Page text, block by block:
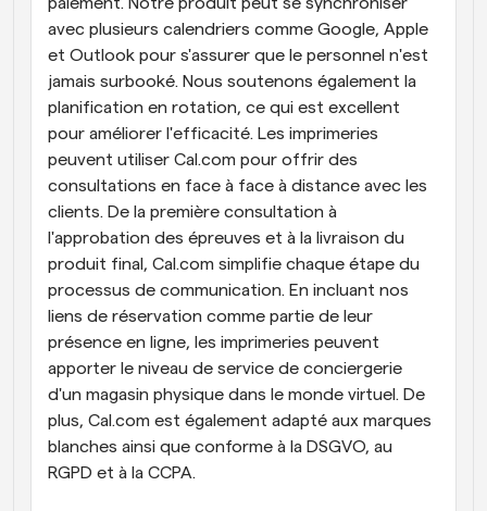
avec plusieurs calendriers comme Google, Apple
et Outlook pour s'assurer que le personnel n'est
jamais surbooké. Nous soutenons également la
planification en rotation, ce qui est excellent
pour améliorer l'efficacité. Les imprimeries
peuvent utiliser Cal.com pour offrir des
consultations en face à face à distance avec les
clients. De la première consultation à
l'approbation des épreuves et à la livraison du
produit final, Cal.com simplifie chaque étape du
processus de communication. En incluant nos
liens de réservation comme partie de leur
présence en ligne, les imprimeries peuvent
apporter le niveau de service de conciergerie
d'un magasin physique dans le monde virtuel. De
plus, Cal.com est également adapté aux marques
blanches ainsi que conforme à la DSGVO, au
RGPD et à la CCPA.